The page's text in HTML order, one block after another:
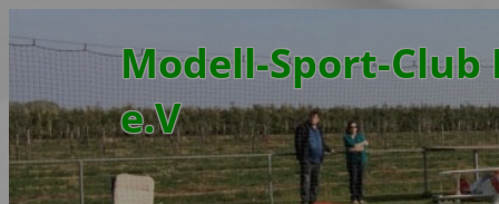
Modell-Sport-Club
e.V